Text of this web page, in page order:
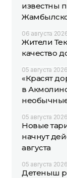
известны
06 августа
Жители
качество
05 августа
«Красят
в
05 августа
Новые
начнут
августа
05 августа
Детеныш